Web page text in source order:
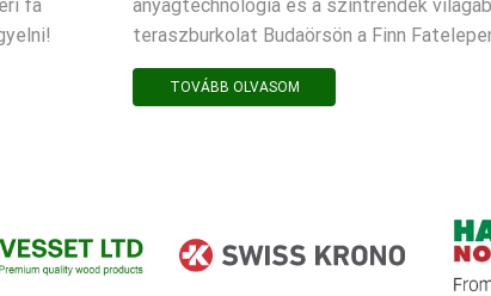
fa
anyagtechnológia és a színtrendek
teraszburkolat Budaörsön a Finn
TOVÁBB OLVASOM